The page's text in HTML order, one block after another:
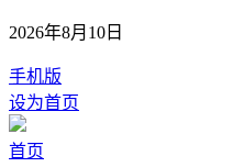
2026年8月10日
手机版
设为首页
首页